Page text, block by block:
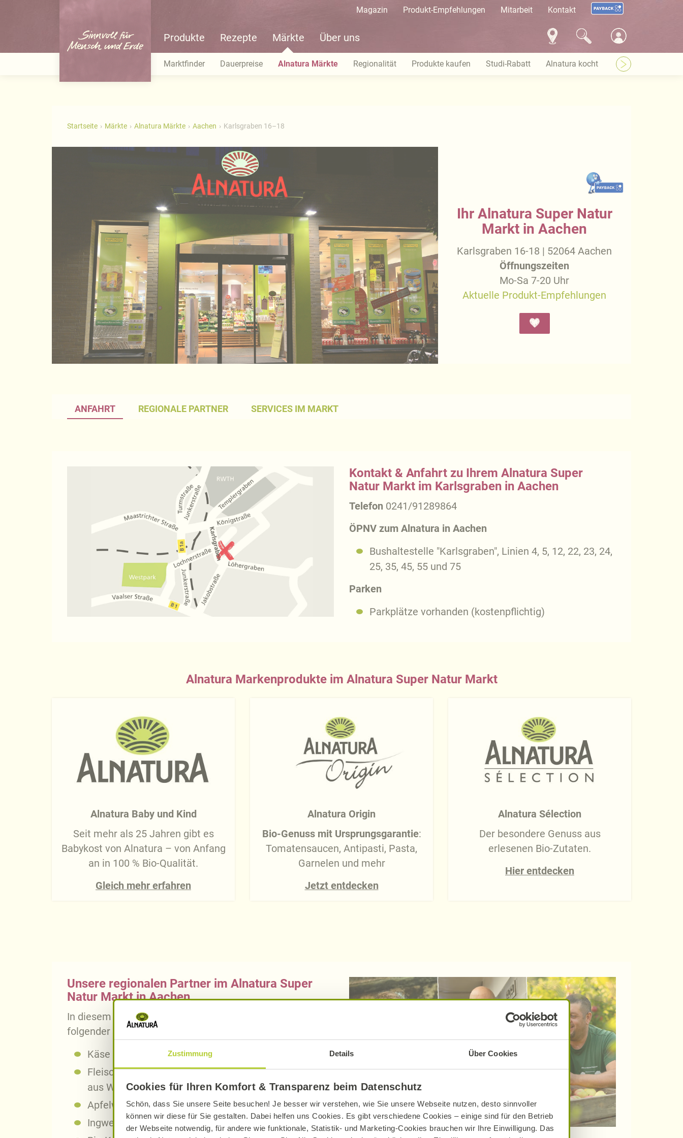
Zustimmung Details Über Cookies
Cookies für Ihren Komfort & Transparenz beim Datenschutz
Schön, dass Sie unsere Seite besuchen! Je besser wir verstehen, wie Sie unsere Webseite nutzen, desto sinnvoller
können wir diese für Sie gestalten. Dabei helfen uns Cookies. Es gibt verschiedene Cookies – einige sind für den Betrieb
der Webseite notwendig, für andere wie funktionale, Statistik- und Marketing-Cookies brauchen wir Ihre Einwilligung. Das
Magazin Produkt-Empfehlungen Mitarbeit Kontakt
Produkte Rezepte Märkte Über uns
Marktfinder Dauerpreise Alnatura Märkte Regionalität Produkte kaufen Studi-Rabatt Alnatura kocht Marktflächen
Startseite Märkte Alnatura Märkte Aachen Karlsgraben 16–18
Ihr Alnatura Super Natur
Markt in Aachen
Karlsgraben 16-18 | 52064 Aachen
Öffnungszeiten
Mo-Sa 7-20 Uhr
Aktuelle Produkt-Empfehlungen
ANFAHRT REGIONALE PARTNER SERVICES IM MARKT
Kontakt & Anfahrt zu Ihrem Alnatura Super
Natur Markt im Karlsgraben in Aachen
Telefon 0241/91289864
ÖPNV zum Alnatura in Aachen
Bushaltestelle "Karlsgraben", Linien 4, 5, 12, 22, 23, 24,
25, 35, 45, 55 und 75
Parken
Parkplätze vorhanden (kostenpflichtig)
Alnatura Markenprodukte im Alnatura Super Natur Markt
Alnatura Baby und Kind
Seit mehr als 25 Jahren gibt es
Babykost von Alnatura – von Anfang
an in 100 % Bio-Qualität.
Gleich mehr erfahren
Alnatura Origin
Bio-Genuss mit Ursprungsgarantie:
Tomatensaucen, Antipasti, Pasta,
Garnelen und mehr
Jetzt entdecken
Alnatura Sélection
Der besondere Genuss aus
erlesenen Bio-Zutaten.
Hier entdecken
Unsere regionalen Partner im Alnatura Super
Natur Markt in Aachen
In diesem Alnatura Bio-Markt finden Sie auch Bio-Produkte
folgender regionaler Partner:
Käse vom Kollweider Hof aus
Fleisch- und Wurstwaren von derMetzgerei Schwartz
aus Würselen
Apfelwein vonClostermannaus Wesel
Ingwerlikör vonGinger Cat ausKöln